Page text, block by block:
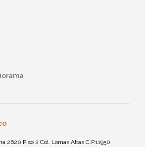
2620 Piso 2 Col. Lomas Altas C.P.11950